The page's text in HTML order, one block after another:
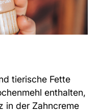
tierische Fette
enthalten,
in der Zahncreme